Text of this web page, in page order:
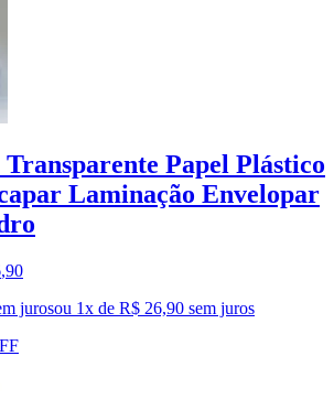
Papel Plástico
Laminação Envelopar
,90
jurosou 1x de R$ 26,90 sem juros